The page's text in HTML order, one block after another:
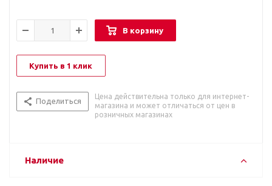
В корзину
Купить в 1 клик
Поделиться
Цена действительна только для интернет-
магазина и может отличаться от цен в
розничных магазинах
Наличие